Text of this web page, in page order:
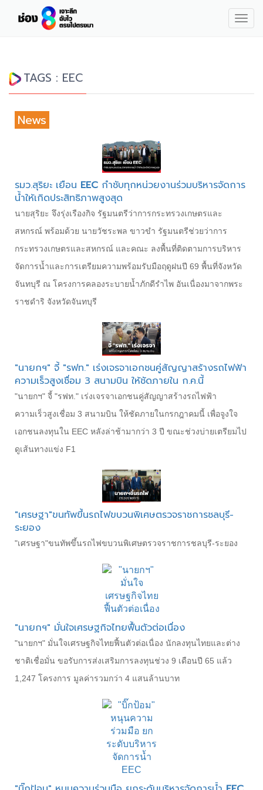
TAGS : EEC
News
รมว.สุริยะ เยือน EEC กำชับทุกหน่วยงานร่วมบริหารจัดการ
น้ำให้เกิดประสิทธิภาพสูงสุด
นายสุริยะ จึงรุ่งเรืองกิจ รัฐมนตรีว่าการกระทรวงเกษตรและ
สหกรณ์ พร้อมด้วย นายวัชระพล ขาวขำ รัฐมนตรีช่วยว่าการ
กระทรวงเกษตรและสหกรณ์ และคณะ ลงพื้นที่ติดตามการบริหาร
จัดการน้ำและการเตรียมความพร้อมรับมือฤดูฝนปี 69 พื้นที่จังหวัด
จันทบุรี ณ โครงการคลองระบายน้ำภักดีรำไพ อันเนื่องมาจากพระ
ราชดำริ จังหวัดจันทบุรี
"นายกฯ" จี้ "รฟท." เร่งเจรจาเอกชนคู่สัญญาสร้างรถไฟฟ้า
ความเร็วสูงเชื่อม 3 สนามบิน ให้ชัดภายใน ก.ค.นี้
"นายกฯ" จี้ "รฟท." เร่งเจรจาเอกชนคู่สัญญาสร้างรถไฟฟ้า
ความเร็วสูงเชื่อม 3 สนามบิน ให้ชัดภายในกรกฎาคมนี้ เพื่อจูงใจ
เอกชนลงทุนใน EEC หลังล่าช้ามากว่า 3 ปี ขณะช่วงบ่ายเตรียมไป
ดูเส้นทางแข่ง F1
"เศรษฐา"ขนทัพขึ้นรถไฟขบวนพิเศษตรวจราชการชลบุรี-
ระยอง
"เศรษฐา"ขนทัพขึ้นรถไฟขบวนพิเศษตรวจราชการชลบุรี-ระยอง
"นายกฯ" มั่นใจเศรษฐกิจไทยฟื้นตัวต่อเนื่อง
"นายกฯ" มั่นใจเศรษฐกิจไทยฟื้นตัวต่อเนื่อง นักลงทุนไทยและต่าง
ชาติเชื่อมั่น ขอรับการส่งเสริมการลงทุนช่วง 9 เดือนปี 65 แล้ว
1,247 โครงการ มูลค่ารวมกว่า 4 แสนล้านบาท